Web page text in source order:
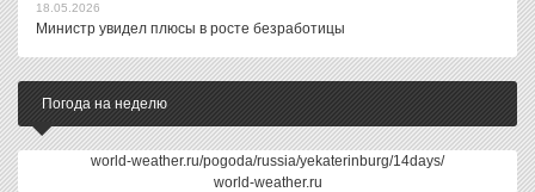
18.05.2026
Министр увидел плюсы в росте безработицы
Погода на неделю
world-weather.ru/pogoda/russia/yekaterinburg/14days/
world-weather.ru